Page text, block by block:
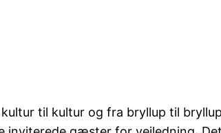
til kultur og fra bryllup til